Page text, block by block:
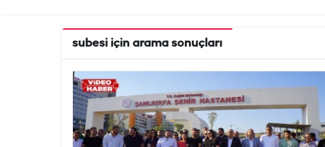
subesi için arama sonuçları